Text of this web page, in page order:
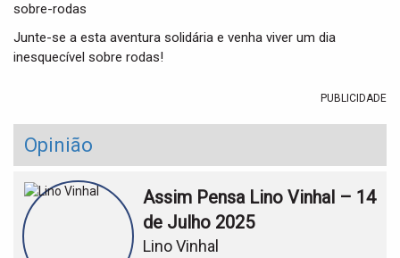
sobre-rodas
Junte-se a esta aventura solidária e venha viver um dia
inesquecível sobre rodas!
PUBLICIDADE
Opinião
Assim Pensa Lino Vinhal – 14
de Julho 2025
Lino Vinhal